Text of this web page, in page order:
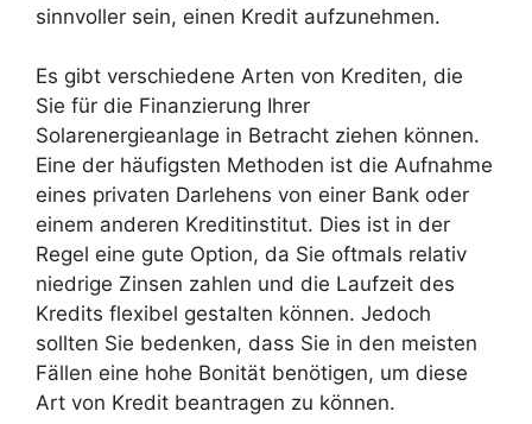
sinnvoller sein, einen Kredit aufzunehmen.
Es gibt verschiedene Arten von Krediten, die
Sie für die Finanzierung Ihrer
Solarenergieanlage in Betracht ziehen können.
Eine der häufigsten Methoden ist die Aufnahme
eines privaten Darlehens von einer Bank oder
einem anderen Kreditinstitut. Dies ist in der
Regel eine gute Option, da Sie oftmals relativ
niedrige Zinsen zahlen und die Laufzeit des
Kredits flexibel gestalten können. Jedoch
sollten Sie bedenken, dass Sie in den meisten
Fällen eine hohe Bonität benötigen, um diese
Art von Kredit beantragen zu können.